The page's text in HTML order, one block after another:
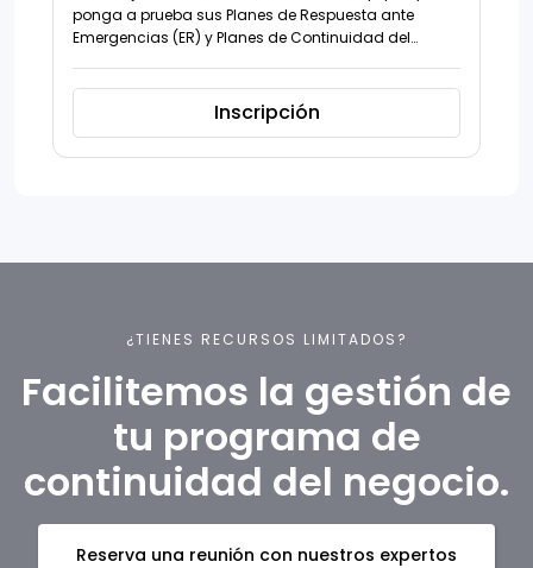
ponga a prueba sus Planes de Respuesta ante
Emergencias (ER) y Planes de Continuidad del
Inscripción
¿TIENES RECURSOS LIMITADOS?
Facilitemos la gestión de
tu programa de
continuidad del negocio.
Reserva una reunión con nuestros expertos